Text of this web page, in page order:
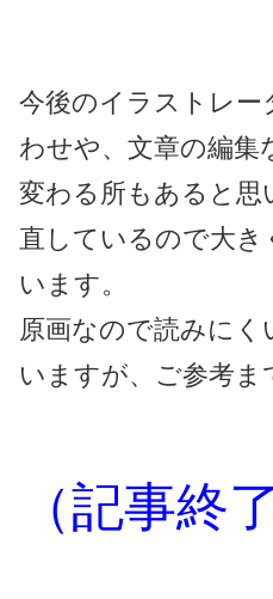
今後のイラストレー
わせや、文章の編集
変わる所もあると思
直しているので大
います。
原画なので読みに
いますが、ご参考ま
（記事終了